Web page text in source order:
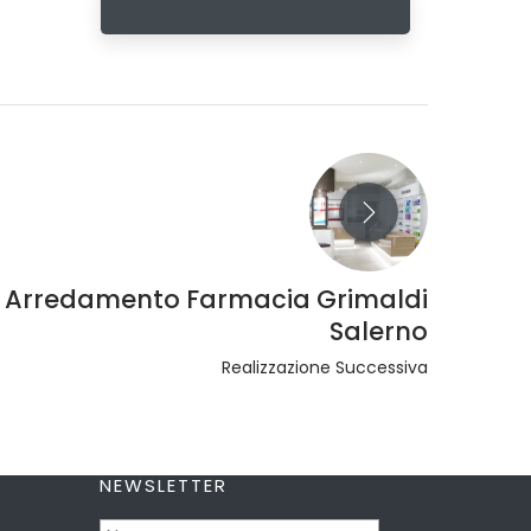
Arredamento Farmacia Grimaldi
Salerno
Realizzazione Successiva
NEWSLETTER